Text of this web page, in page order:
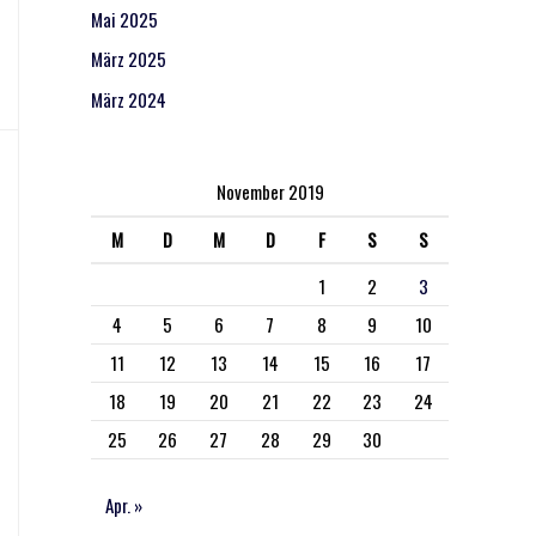
Mai 2025
März 2025
März 2024
November 2019
M
D M D F S
S
1
2
3
4
5 6 7 8 9
10
11
12 13 14 15 16
17
18
19 20 21 22 23
24
25
26 27 28 29 30
Apr. »